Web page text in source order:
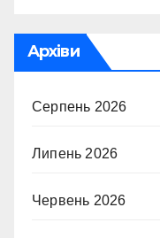
Архіви
Серпень 2026
Липень 2026
Червень 2026